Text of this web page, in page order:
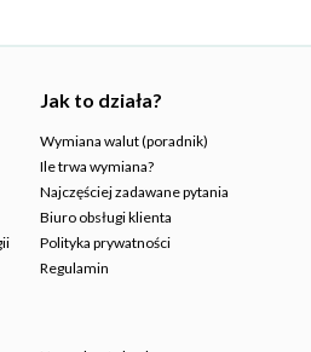
Jak to działa?
Wymiana walut (poradnik)
Ile trwa wymiana?
Najczęściej zadawane pytania
Biuro obsługi klienta
Polityka prywatności
Regulamin